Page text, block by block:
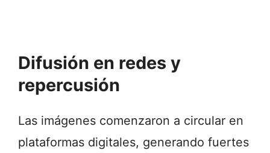
Difusión en redes y
repercusión
Las imágenes comenzaron a circular en
plataformas digitales, generando fuertes